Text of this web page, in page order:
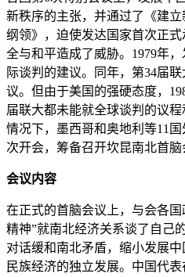
新秩序的主张，并通过了《建
纲领》，迫使发达国家首次正
全与和平造成了威胁。1979年
际谈判的建议。同年，第34届
议。但由于美国的强硬态度，
届联大都未能就全球谈判的议
情况下，墨西哥和奥地利等11
次开会，筹备召开坎昆南北首脑
会议内容
在正式的首脑会议上，与会各
精神”就南北经济关系谈了自己
对话缓和南北矛盾，缩小发展
民族经济的独立发展。中国代